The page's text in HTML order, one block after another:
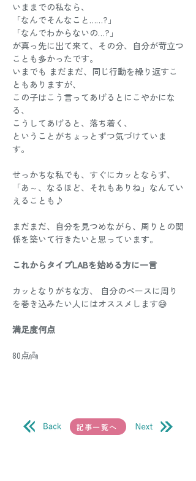
いままでの私なら、
「なんでそんなこと……?」
「なんでわからないの…?」
が真っ先に出て来て、その分、自分が苛立つ
ことも多かったです。
いまでも まだまだ、同じ行動を繰り返すこ
ともありますが、
この子はこう言ってあげるとにこやかにな
る、
こうしてあげると、落ち着く、
ということがちょっとずつ気づけていま
す。
せっかちな私でも、すぐにカッとならず、
「あ～、なるほど、それもありね」なんてい
えることも♪
まだまだ、自分を見つめながら、周りとの関
係を築いて行きたいと思っています。
これからタイプLABを始める方に一言
カッとなりがちな方、 自分のペースに周り
を巻き込みたい人にはオススメします😅
満足度何点
80点👼
記事一覧へ